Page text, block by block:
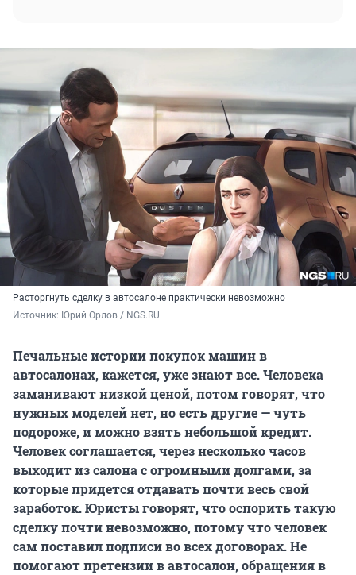
Расторгнуть сделку в автосалоне практически невозможно
Источник: Юрий Орлов / NGS.RU
Печальные истории покупок машин в
автосалонах, кажется, уже знают все. Человека
заманивают низкой ценой, потом говорят, что
нужных моделей нет, но есть другие — чуть
подороже, и можно взять небольшой кредит.
Человек соглашается, через несколько часов
выходит из салона с огромными долгами, за
которые придется отдавать почти весь свой
заработок. Юристы говорят, что оспорить такую
сделку почти невозможно, потому что человек
сам поставил подписи во всех договорах. Не
помогают претензии в автосалон, обращения в